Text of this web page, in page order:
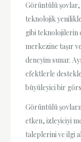
Görüntülü
teknolojik
gibi teknolojilerin
merkezine taşır
deneyim sunar.
efektlerle
büyüleyici bir
Görüntülü
etken, izleyiciyi
taleplerini ve ilgi